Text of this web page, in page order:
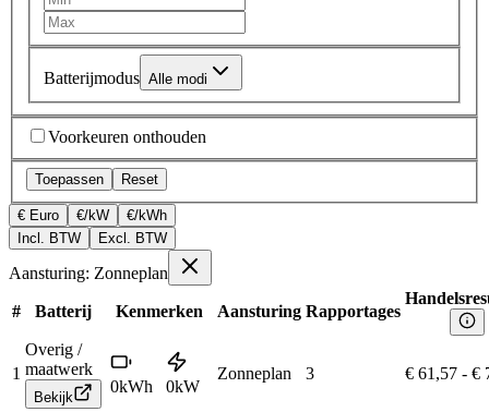
Batterijmodus Alle modi
Voorkeuren onthouden
Toepassen Reset
€ Euro €/kW
€/kWh
Incl. BTW
Excl. BTW
Aansturing: Zonneplan
# Batterij Kenmerken Aansturing Rapportages
1
Overig /
maatwerk
Bekijk
0kWh 0kW
Zonneplan 3 € 61,57 - €